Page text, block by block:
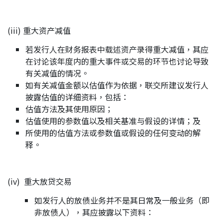
(iii) 重大资产减值
若发行人在财务报表中载述资产录得重大减值，其应
在讨论该年度内的重大事件或交易的环节也讨论导致
有关减值的情况。
如有关减值金额以估值作为依据，联交所建议发行人
披露估值的详细资料，包括：
估值方法及其使用原因；
估值使用的参数值以及相关基准与假设的详情；及
所使用的估值方法或参数值或假设的任何变动的解
释。
(iv) 重大放贷交易
如发行人的放债业务并不是其日常及一般业务（即
非放债人），其应披露以下资料：